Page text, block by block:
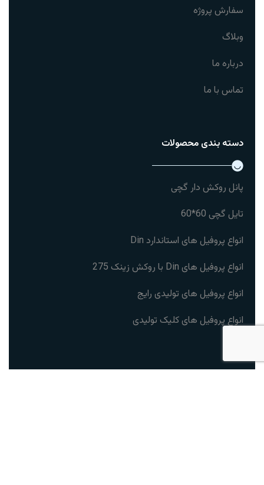
سفارش پروژه
وبلاگ
درباره ما
تماس با ما
دسته بندی محصولات
پانل روکش دار گچی
تایل گچی 60*60
انواع پروفیل های استاندارد Din
انواع پروفیل های Din با روکش زینک 275
انواع پروفیل های تولیدی رایج
انواع پروفیل های کلیک تولیدی
ارتباط با ما